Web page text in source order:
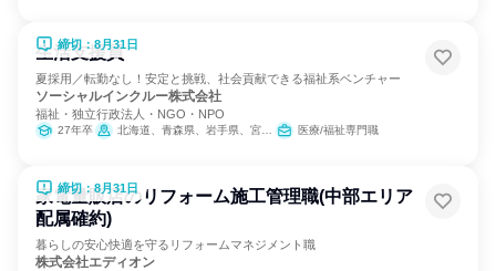
締切：8月31日
生活支援員
夏採用／転勤なし！安定と挑戦、社会貢献できる福祉系ベンチャー
ソーシャルインクルー株式会社
福祉・独立行政法人・NGO・NPO
27年卒 北海道、青森県、岩手県、宮城県、秋田県、山形県、福島県、茨城県、栃木県、群馬県、埼玉県、千葉県、東京都、神奈川県、新潟県、富山県、石川県、福井県、山梨県、長野県、岐阜県、静岡県、愛知県、三重県、滋賀県、京都府、大阪府、兵庫県、奈良県、和歌山県、鳥取県、島根県、岡山県、広島県、山口県、徳島県、香川県、愛媛県、高知県、福岡県、佐賀県、長崎県、熊本県、大分県、宮崎県、鹿児島県 医療/福祉専門職
締切：8月31日
家電量販店のリフォーム施工管理職(中部エリア
配属確約)
暮らしの安心快適を守るリフォームマネジメント職
株式会社エディオン